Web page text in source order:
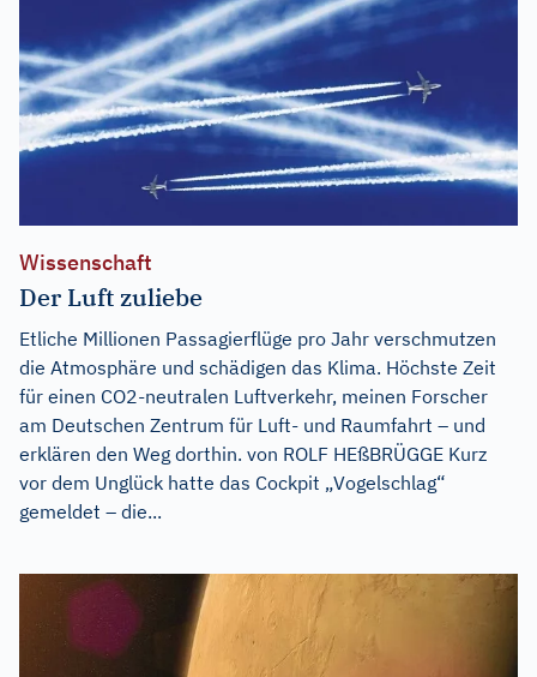
Wissenschaft
Der Luft zuliebe
Etliche Millionen Passagierflüge pro Jahr verschmutzen
die Atmosphäre und schädigen das Klima. Höchste Zeit
für einen CO2-neutralen Luftverkehr, meinen Forscher
am Deutschen Zentrum für Luft- und Raumfahrt – und
erklären den Weg dorthin. von ROLF HEßBRÜGGE Kurz
vor dem Unglück hatte das Cockpit „Vogelschlag“
gemeldet – die...